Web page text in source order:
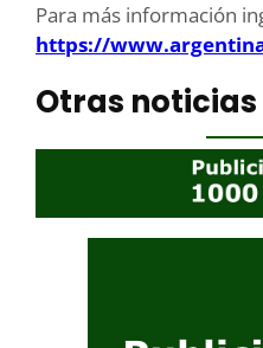
Para más información
https://
Otras noticias